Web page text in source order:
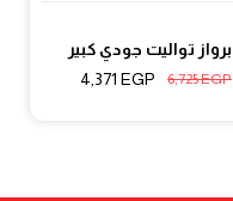
برواز تواليت جودي كبير
6,725EGP
4,371 EGP